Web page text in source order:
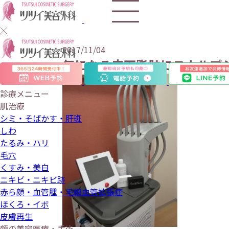
診療メニュー
肌治療
シミ・そばかす・肝斑
しわ
たるみ・ハリ
毛穴
くすみ・美白
ニキビ・ニキビ跡
赤ら顔・血管腫・毛細血管拡張症
ほくろ・イボ
皮膚再生
2017/11/04
気になる皮下脂肪にスカルプ